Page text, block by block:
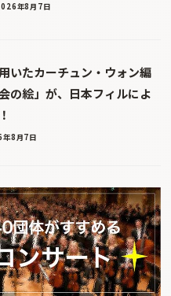
年8月7日
いたカーチュン・ウォン編
の絵」が、日本フィルによ
8月7日